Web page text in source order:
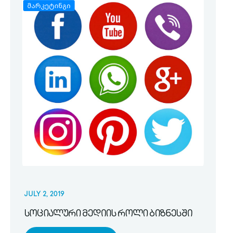
მარკეტინგი
JULY 2, 2019
სოციალური მედიის როლი ბიზნესში